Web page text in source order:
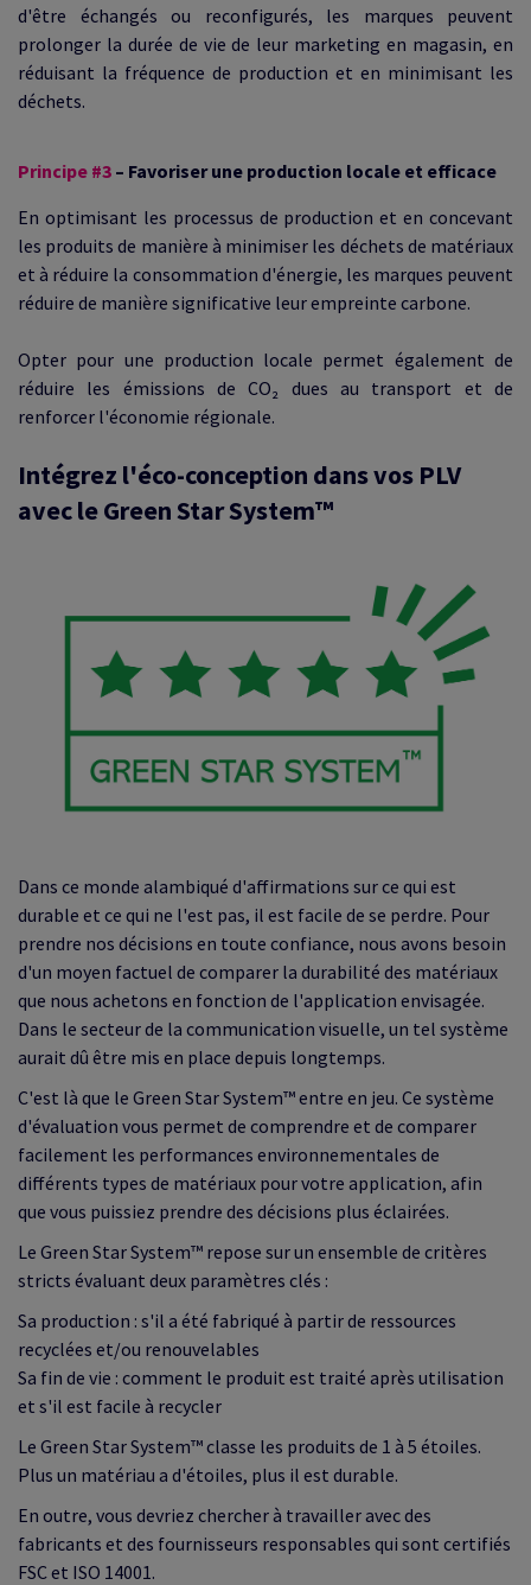
d'être échangés ou reconfigurés, les marques peuvent
prolonger la durée de vie de leur marketing en magasin, en
réduisant la fréquence de production et en minimisant les
déchets.
Principe #3 – Favoriser une production locale et efficace
En optimisant les processus de production et en concevant
les produits de manière à minimiser les déchets de matériaux
et à réduire la consommation d'énergie, les marques peuvent
réduire de manière significative leur empreinte carbone.
Opter pour une production locale permet également de
réduire les émissions de CO₂ dues au transport et de
renforcer l'économie régionale.
Intégrez l'éco-conception dans vos PLV
avec le Green Star System™
Dans ce monde alambiqué d'affirmations sur ce qui est
durable et ce qui ne l'est pas, il est facile de se perdre. Pour
prendre nos décisions en toute confiance, nous avons besoin
d'un moyen factuel de comparer la durabilité des matériaux
que nous achetons en fonction de l'application envisagée.
Dans le secteur de la communication visuelle, un tel système
aurait dû être mis en place depuis longtemps.
C'est là que le Green Star System™ entre en jeu. Ce système
d'évaluation vous permet de comprendre et de comparer
facilement les performances environnementales de
différents types de matériaux pour votre application, afin
que vous puissiez prendre des décisions plus éclairées.
Le Green Star System™ repose sur un ensemble de critères
stricts évaluant deux paramètres clés :
Sa production : s'il a été fabriqué à partir de ressources
recyclées et/ou renouvelables
Sa fin de vie : comment le produit est traité après utilisation
et s'il est facile à recycler
Le Green Star System™ classe les produits de 1 à 5 étoiles.
Plus un matériau a d'étoiles, plus il est durable.
En outre, vous devriez chercher à travailler avec des
fabricants et des fournisseurs responsables qui sont certifiés
FSC et ISO 14001.